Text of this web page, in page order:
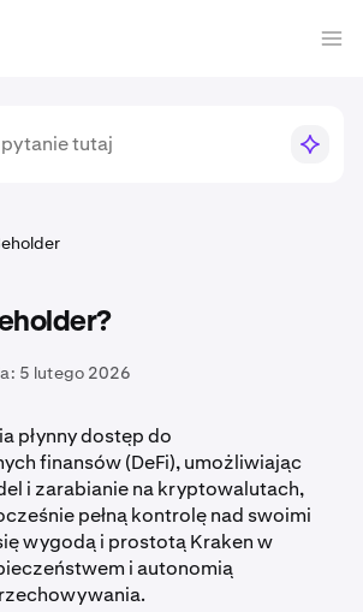
5 lutego 2026
płynny dostęp do
finansów (DeFi), umożliwiając
i zarabianie na kryptowalutach,
pełną kontrolę nad swoimi
wygodą i prostotą Kraken w
i autonomią